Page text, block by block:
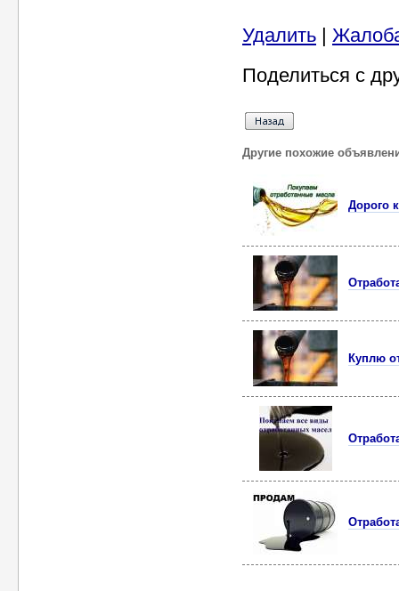
Удалить |
Поделиться с
Другие похожие
Дорого
Куплю